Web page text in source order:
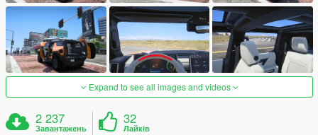
Expand to see all images and videos
2 237
Завантажень
32
Лайків